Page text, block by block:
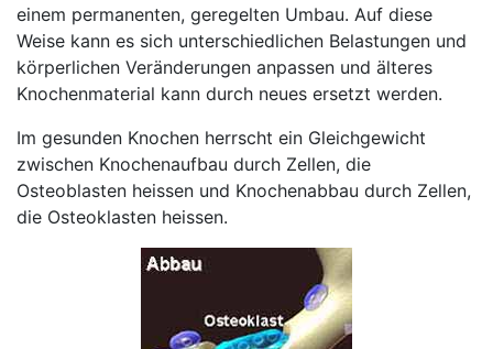
einem permanenten, geregelten Umbau. Auf diese
Weise kann es sich unterschiedlichen Belastungen und
körperlichen Veränderungen anpassen und älteres
Knochenmaterial kann durch neues ersetzt werden.
Im gesunden Knochen herrscht ein Gleichgewicht
zwischen Knochenaufbau durch Zellen, die
Osteoblasten heissen und Knochenabbau durch Zellen,
die Osteoklasten heissen.